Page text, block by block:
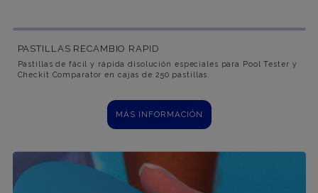
PASTILLAS RECAMBIO RAPID
Pastillas de fácil y rápida disolución especiales para Pool Tester y
Checkit Comparator en cajas de 250 pastillas.
MÁS INFORMACIÓN